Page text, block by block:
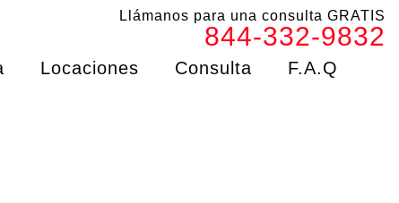
Llámanos para una consulta GRATIS
844-332-9832
Locaciones Consulta F.A.Q